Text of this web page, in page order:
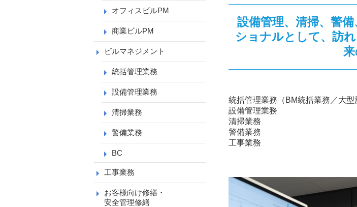
設備管理、清掃、警
ショナルとして、訪
統括管理業務（BM統括業務／大型
設備管理業務
清掃業務
警備業務
工事業務
オフィスビルPM
商業ビルPM
ビルマネジメント
統括管理業務
設備管理業務
清掃業務
警備業務
BC
工事業務
お客様向け修繕・
安全管理修繕